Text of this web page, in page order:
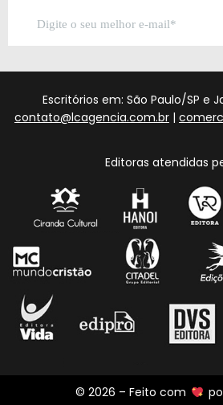
Escritórios em: São Paulo/SP e
contato@lcagencia.com.br |
Editoras atendidas
© 2026 – Feito com